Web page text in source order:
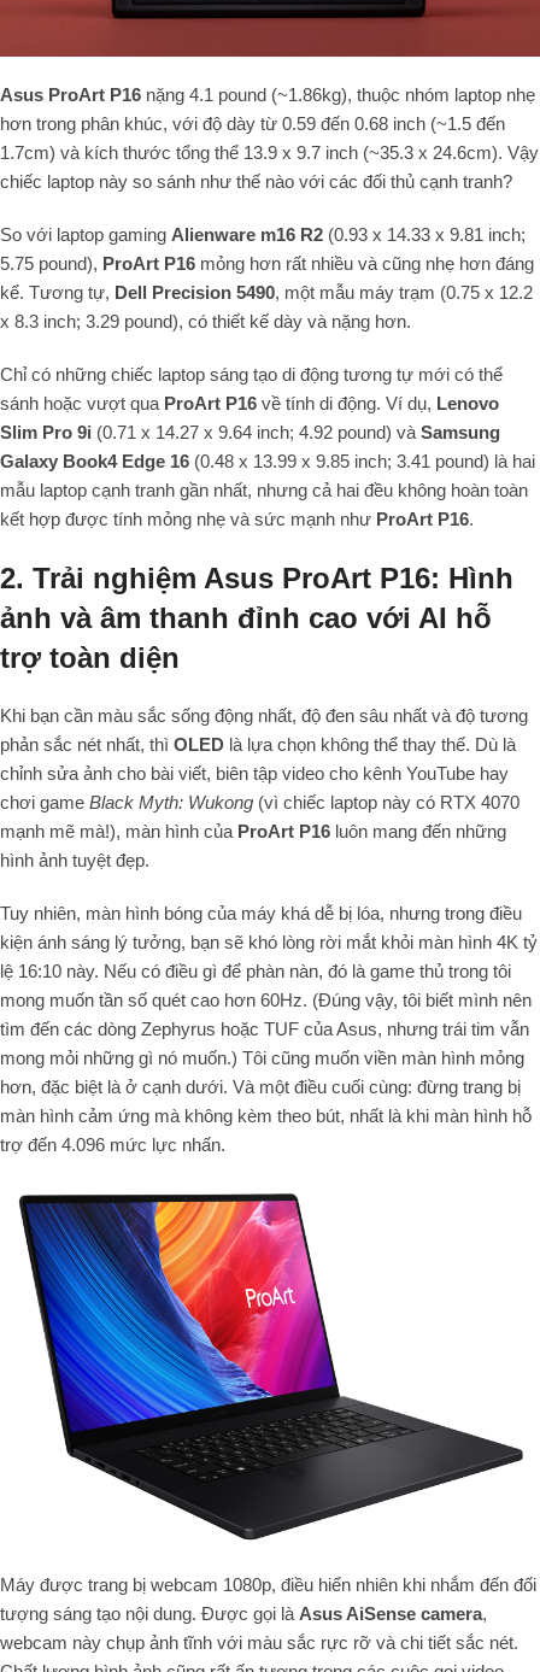
Asus ProArt P16 nặng 4.1 pound (~1.86kg), thuộc nhóm laptop nhẹ
hơn trong phân khúc, với độ dày từ 0.59 đến 0.68 inch (~1.5 đến
1.7cm) và kích thước tổng thể 13.9 x 9.7 inch (~35.3 x 24.6cm). Vậy
chiếc laptop này so sánh như thế nào với các đối thủ cạnh tranh?
So với laptop gaming Alienware m16 R2 (0.93 x 14.33 x 9.81 inch;
5.75 pound), ProArt P16 mỏng hơn rất nhiều và cũng nhẹ hơn đáng
kể. Tương tự, Dell Precision 5490, một mẫu máy trạm (0.75 x 12.2
x 8.3 inch; 3.29 pound), có thiết kế dày và nặng hơn.
Chỉ có những chiếc laptop sáng tạo di động tương tự mới có thể
sánh hoặc vượt qua ProArt P16 về tính di động. Ví dụ, Lenovo
Slim Pro 9i (0.71 x 14.27 x 9.64 inch; 4.92 pound) và Samsung
Galaxy Book4 Edge 16 (0.48 x 13.99 x 9.85 inch; 3.41 pound) là hai
mẫu laptop cạnh tranh gần nhất, nhưng cả hai đều không hoàn toàn
kết hợp được tính mỏng nhẹ và sức mạnh như ProArt P16.
2. Trải nghiệm Asus ProArt P16: Hình
ảnh và âm thanh đỉnh cao với AI hỗ
trợ toàn diện
Khi bạn cần màu sắc sống động nhất, độ đen sâu nhất và độ tương
phản sắc nét nhất, thì OLED là lựa chọn không thể thay thế. Dù là
chỉnh sửa ảnh cho bài viết, biên tập video cho kênh YouTube hay
chơi game Black Myth: Wukong (vì chiếc laptop này có RTX 4070
mạnh mẽ mà!), màn hình của ProArt P16 luôn mang đến những
hình ảnh tuyệt đẹp.
Tuy nhiên, màn hình bóng của máy khá dễ bị lóa, nhưng trong điều
kiện ánh sáng lý tưởng, bạn sẽ khó lòng rời mắt khỏi màn hình 4K tỷ
lệ 16:10 này. Nếu có điều gì để phàn nàn, đó là game thủ trong tôi
mong muốn tần số quét cao hơn 60Hz. (Đúng vậy, tôi biết mình nên
tìm đến các dòng Zephyrus hoặc TUF của Asus, nhưng trái tim vẫn
mong mỏi những gì nó muốn.) Tôi cũng muốn viền màn hình mỏng
hơn, đặc biệt là ở cạnh dưới. Và một điều cuối cùng: đừng trang bị
màn hình cảm ứng mà không kèm theo bút, nhất là khi màn hình hỗ
trợ đến 4.096 mức lực nhấn.
Máy được trang bị webcam 1080p, điều hiển nhiên khi nhắm đến đối
tượng sáng tạo nội dung. Được gọi là Asus AiSense camera,
webcam này chụp ảnh tĩnh với màu sắc rực rỡ và chi tiết sắc nét.